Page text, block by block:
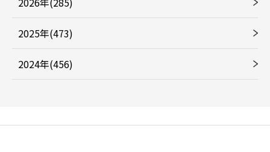
2025年(473)
2024年(456)